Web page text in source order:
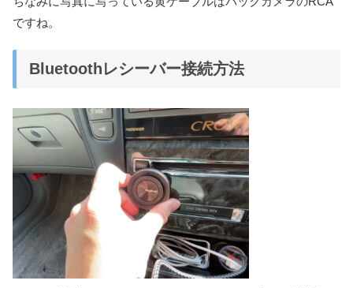
ですね。
Bluetoothレシーバー接続方法